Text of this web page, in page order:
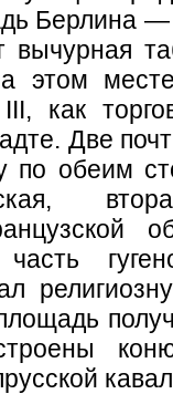
Берлина
вычурная
этом
как
Две
по обеим